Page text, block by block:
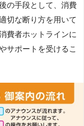
の手段として、消費
切な断り方を用いて
費者ホットラインに
サポートを受けるこ